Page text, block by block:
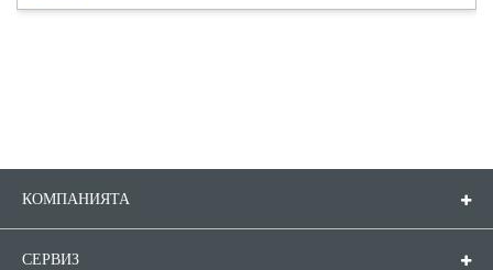
КОМПАНИЯТА
СЕРВИЗ